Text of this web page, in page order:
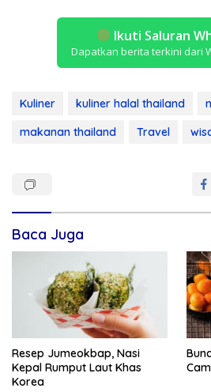
Ikuti Saluran
Dapatkan berita terkini dari
Kuliner kuliner halal thailand
makanan thailand
Travel
Baca Juga
Resep Jumeokbap, Nasi
Kepal Rumput Laut Khas
Korea